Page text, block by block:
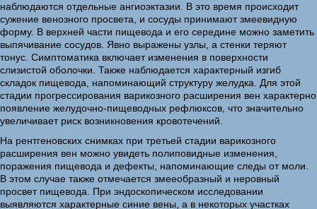
наблюдаются отдельные ангиоэктазии. В это время происходит
сужение венозного просвета, и сосуды принимают змеевидную
форму. В верхней части пищевода и его середине можно заметить
выпячивание сосудов. Явно выражены узлы, а стенки теряют
тонус. Симптоматика включает изменения в поверхности
слизистой оболочки. Также наблюдается характерный изгиб
складок пищевода, напоминающий структуру желудка. Для этой
стадии прогрессирования варикозного расширения вен характерно
появление желудочно-пищеводных рефлюксов, что значительно
увеличивает риск возникновения кровотечений.
На рентгеновских снимках при третьей стадии варикозного
расширения вен можно увидеть полиповидные изменения,
поражения пищевода и дефекты, напоминающие следы от моли.
В этом случае также отмечается змееобразный и неровный
просвет пищевода. При эндоскопическом исследовании
выявляются характерные синие вены, а в некоторых участках